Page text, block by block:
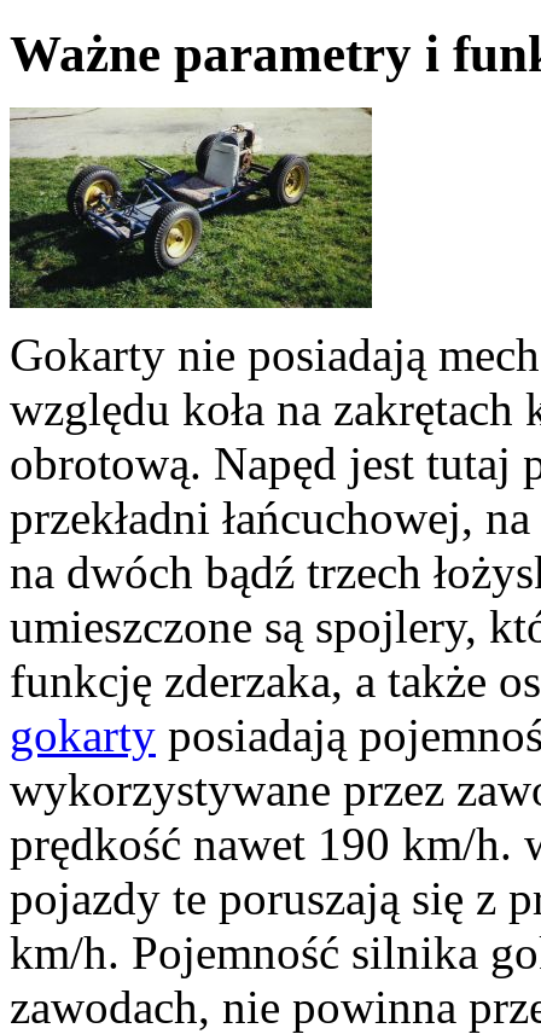
Ważne parametry i
Gokarty nie posiadają
względu koła na zakrętach
obrotową. Napęd jest tutaj
przekładni łańcuchowej,
na dwóch bądź trzech
umieszczone są spojlery,
funkcję zderzaka, a także
gokarty posiadają
wykorzystywane przez
prędkość nawet 190 km/h.
pojazdy te poruszają się z
km/h. Pojemność silnika
zawodach, nie powinna